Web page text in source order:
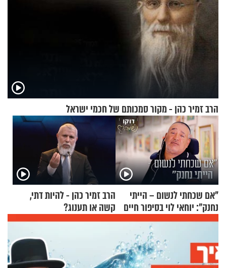
הרב זמיר כהן - מקור סמכותם של חכמי ישראל
"אם שכחתי לנשום – הייתי
נחנק": יוחאי לוי בסיפור חיים
מעורר השראה
הרב זמיר כהן - להיות דתי,
קשה או תענוג?